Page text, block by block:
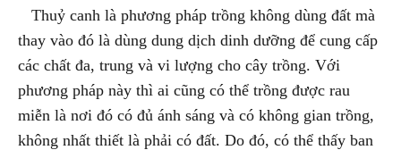
Thuỷ canh là phương pháp trồng không dùng đất mà
thay vào đó là dùng dung dịch dinh dưỡng để cung cấp
các chất đa, trung và vi lượng cho cây trồng. Với
phương pháp này thì ai cũng có thể trồng được rau
miễn là nơi đó có đủ ánh sáng và có không gian trồng,
không nhất thiết là phải có đất. Do đó, có thể thấy ban